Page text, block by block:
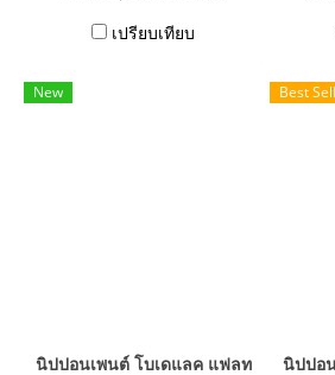
เปรียบเทียบ
New
นิปปอนเพนต์ โบเดแลค แฟลท
Best
นิปปอ